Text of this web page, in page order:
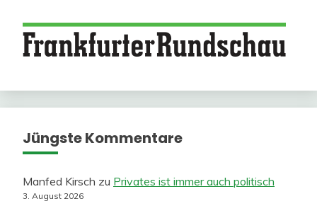
Jüngste Kommentare
Manfed Kirsch zu Privates ist immer auch politisch
3. August 2026